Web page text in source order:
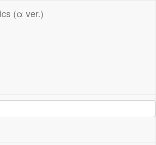
(α ver.)